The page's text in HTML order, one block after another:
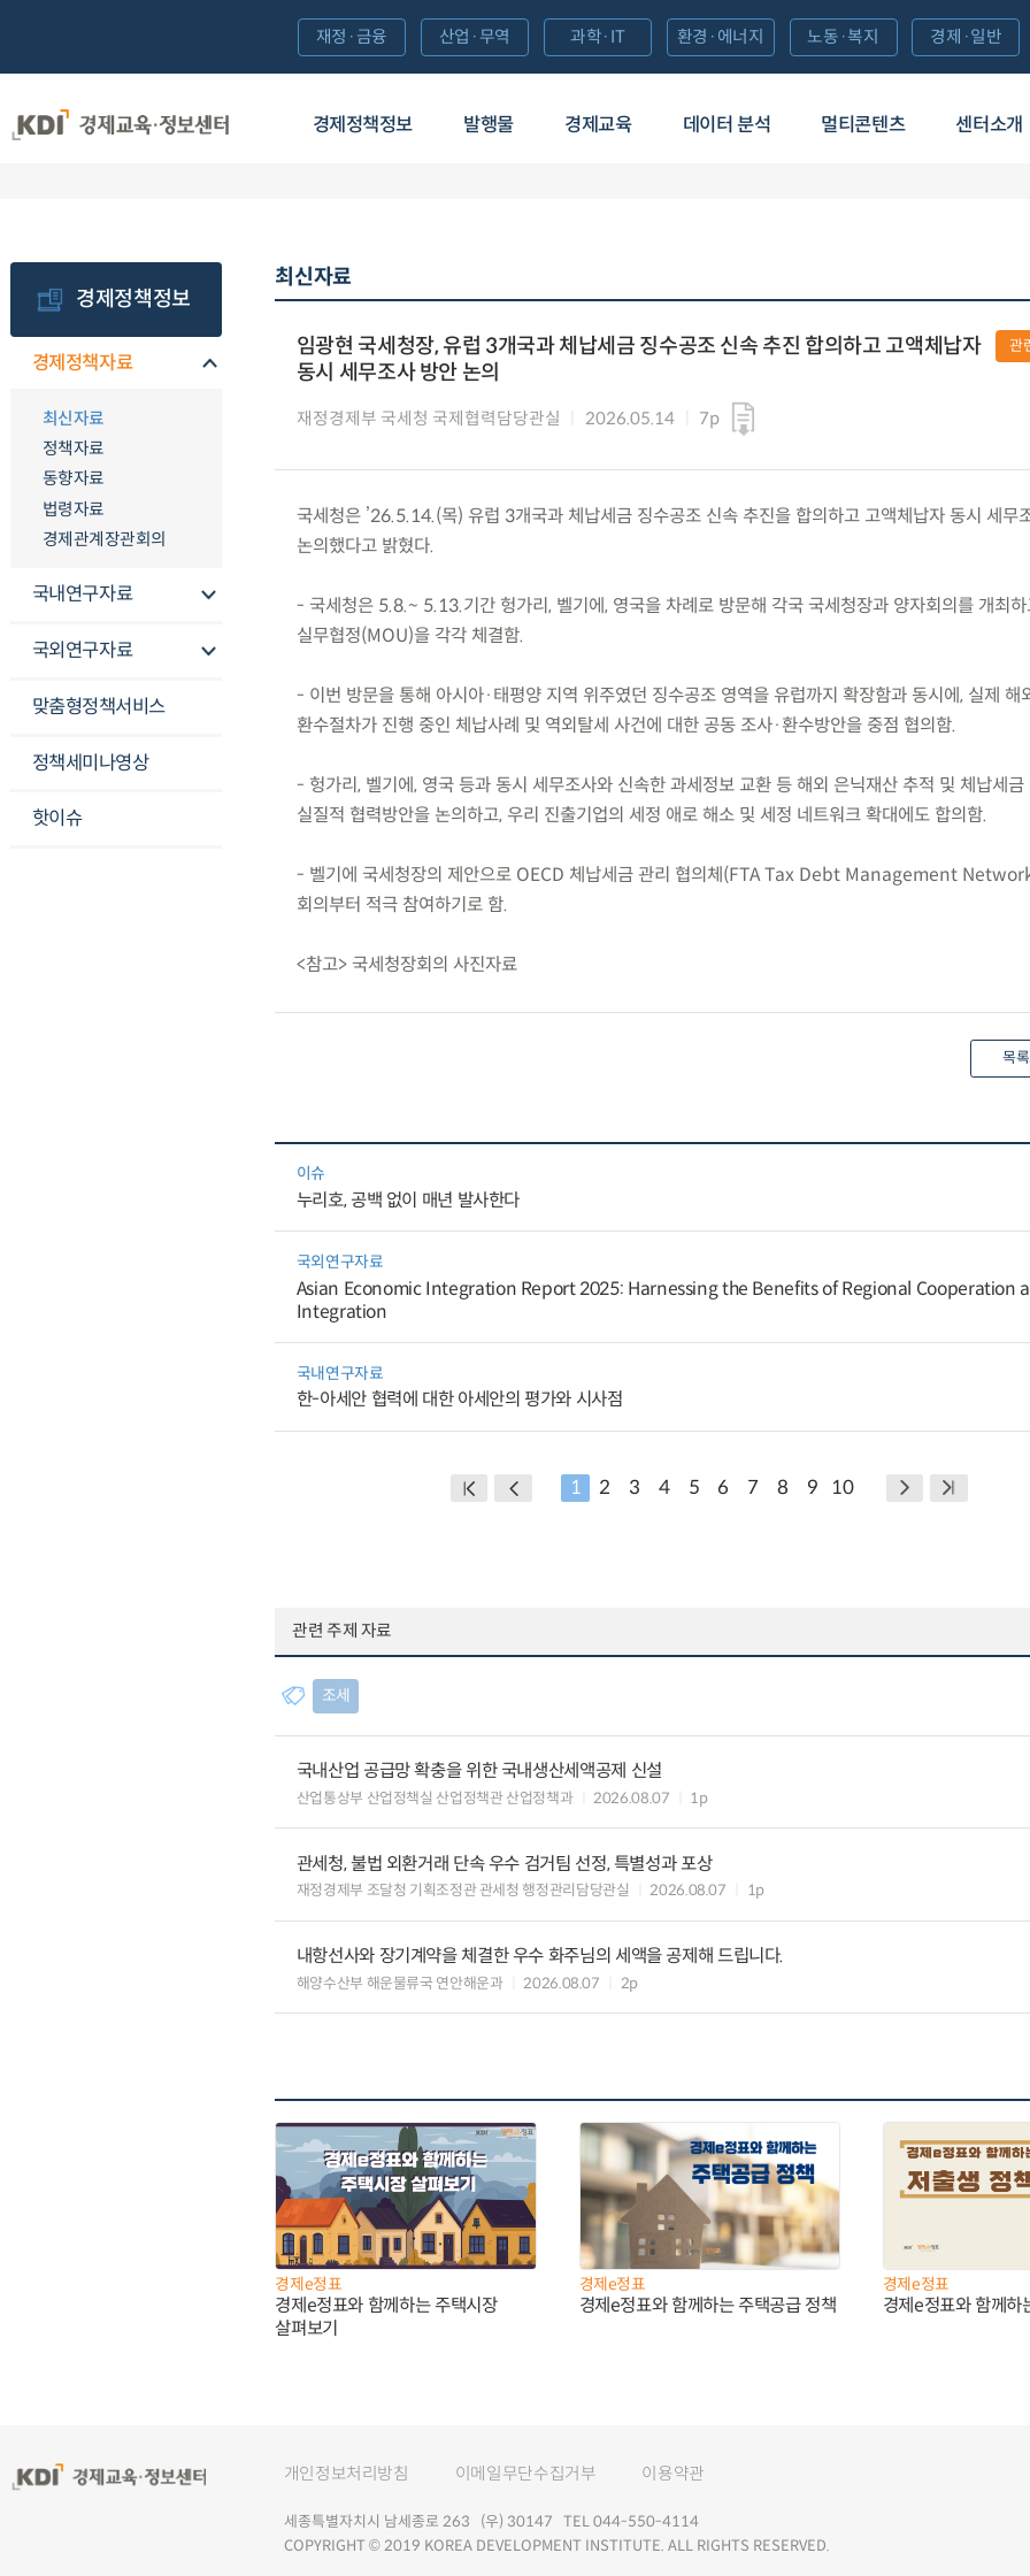
경제정책정보 발행물 경제교육 데이터 분석 멀티콘텐츠 센터소개
재정·금융 산업·무역 과학·IT 환경·에너지 노동·복지 경제·일반
경제정책정보
경제정책자료
최신자료
정책자료
동향자료
법령자료
경제관계장관회의
국내연구자료
국외연구자료
맞춤형정책서비스
정책세미나영상
핫이슈
최신자료
임광현 국세청장, 유럽 3개국과 체납세금 징수공조 신속 추진 합의하고 고액체납자
동시 세무조사 방안 논의
재정경제부 국세청 국제협력담당관실 2026.05.14 7p
관
국세청은 ’26.5.14.(목) 유럽 3개국과 체납세금 징수공조 신속 추진을 합의하고 고액체납자 동시 세무
논의했다고 밝혔다.
- 국세청은 5.8.~ 5.13.기간 헝가리, 벨기에, 영국을 차례로 방문해 각국 국세청장과 양자회의를 개최
실무협정(MOU)을 각각 체결함.
- 이번 방문을 통해 아시아·태평양 지역 위주였던 징수공조 영역을 유럽까지 확장함과 동시에, 실제 해
환수절차가 진행 중인 체납사례 및 역외탈세 사건에 대한 공동 조사·환수방안을 중점 협의함.
- 헝가리, 벨기에, 영국 등과 동시 세무조사와 신속한 과세정보 교환 등 해외 은닉재산 추적 및 체납세금
실질적 협력방안을 논의하고, 우리 진출기업의 세정 애로 해소 및 세정 네트워크 확대에도 합의함.
- 벨기에 국세청장의 제안으로 OECD 체납세금 관리 협의체(FTA Tax Debt Management
회의부터 적극 참여하기로 함.
<참고> 국세청장회의 사진자료
목
이슈
누리호, 공백 없이 매년 발사한다
국외연구자료
Asian Economic Integration Report 2025: Harnessing the Benefits of Regional Cooperation
Integration
국내연구자료
한-아세안 협력에 대한 아세안의 평가와 시사점
1 2 3 4 5 6 7 8 9 10
관련 주제 자료
조세
국내산업 공급망 확충을 위한 국내생산세액공제 신설
산업통상부 산업정책실 산업정책관 산업정책과 2026.08.07 1p
관세청, 불법 외환거래 단속 우수 검거팀 선정, 특별성과 포상
재정경제부 조달청 기획조정관 관세청 행정관리담당관실 2026.08.07 1p
내항선사와 장기계약을 체결한 우수 화주님의 세액을 공제해 드립니다.
해양수산부 해운물류국 연안해운과 2026.08.07 2p
경제e정표
경제e정표와 함께하는 주택시장
살펴보기
경제e정표
경제e정표와 함께하는 주택공급 정책
경제e정표
경제e정표와 함께하
개인정보처리방침 이메일무단수집거부 이용약관
세종특별자치시 남세종로 263 (우) 30147 TEL 044-550-4114
COPYRIGHT © 2019 KOREA DEVELOPMENT INSTITUTE. ALL RIGHTS RESERVED.